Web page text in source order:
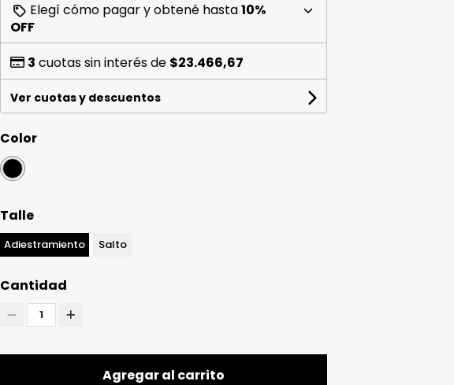
Elegí cómo pagar y obtené hasta10%
OFF
3 cuotas sin interés de $23.466,67
Ver cuotas y descuentos
Color
Talle
Adiestramiento Salto
Cantidad
1
Agregar al carrito